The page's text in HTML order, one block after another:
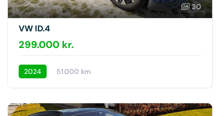
30
VW ID.4
299.000 kr.
2024 51.000 km